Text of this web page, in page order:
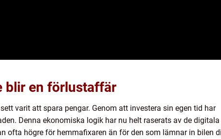
blir en förlustaffär
varit att spara pengar. Genom att investera sin egen tid har
Denna ekonomiska logik har nu helt raserats av de digitala
ofta högre för hemmafixaren än för den som lämnar in bilen